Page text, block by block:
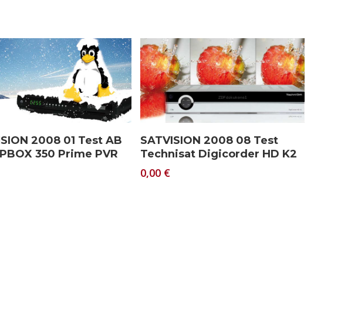
Download
2008 01 Test AB
350 Prime PVR
Download
SATVISION 2008 08 Test
Technisat Digicorder HD K2
0,00 €